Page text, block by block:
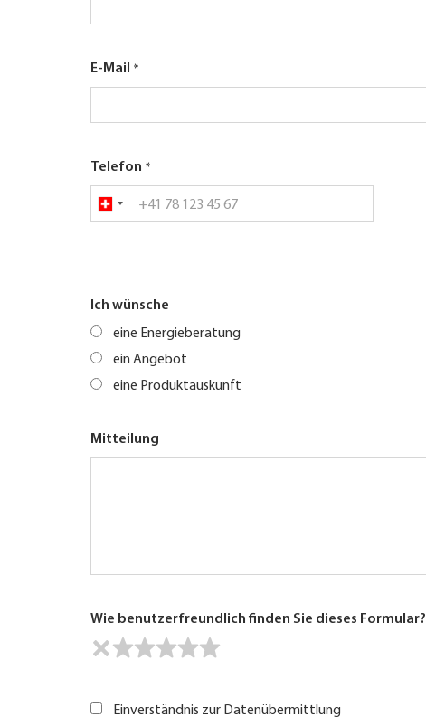
E-Mail
Telefon
Ich wünsche
eine Energieberatung
ein Angebot
eine Produktauskunft
Mitteilung
Wie benutzerfreundlich finden Sie dieses Formular?
Einverständnis zur Datenübermittlung